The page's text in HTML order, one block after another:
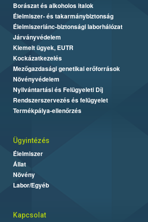
Borászat és alkoholos italok
Élelmiszer- és takarmánybiztonság
Élelmiszerlánc-biztonsági laborhálózat
Járványvédelem
Kiemelt ügyek, EUTR
Kockázatkezelés
Mezőgazdasági genetikai erőforrások
Növényvédelem
Nyilvántartási és Felügyeleti Díj
Rendszerszervezés és felügyelet
Termékpálya-ellenőrzés
Ügyintézés
Élelmiszer
Állat
Növény
Labor/Egyéb
Kapcsolat